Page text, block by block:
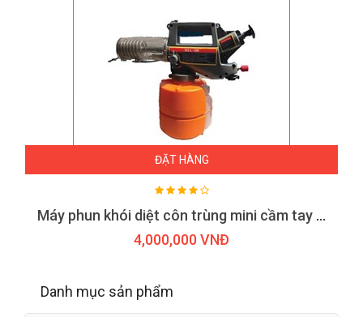
ĐẶT HÀNG
Máy phun khói diệt côn trùng mini cầm tay HLC 100
4,000,000 VNĐ
Danh mục sản phẩm